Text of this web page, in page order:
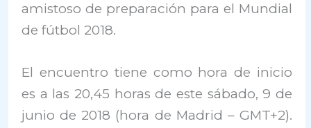
amistoso de preparación para el Mundial
de fútbol 2018.
El encuentro tiene como hora de inicio
es a las 20,45 horas de este sábado, 9 de
junio de 2018 (hora de Madrid – GMT+2).